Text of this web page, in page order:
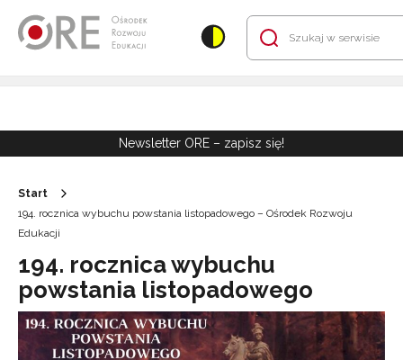
Newsletter ORE – zapisz się!
Start
194. rocznica wybuchu powstania listopadowego – Ośrodek Rozwoju
Edukacji
194. rocznica wybuchu
powstania listopadowego